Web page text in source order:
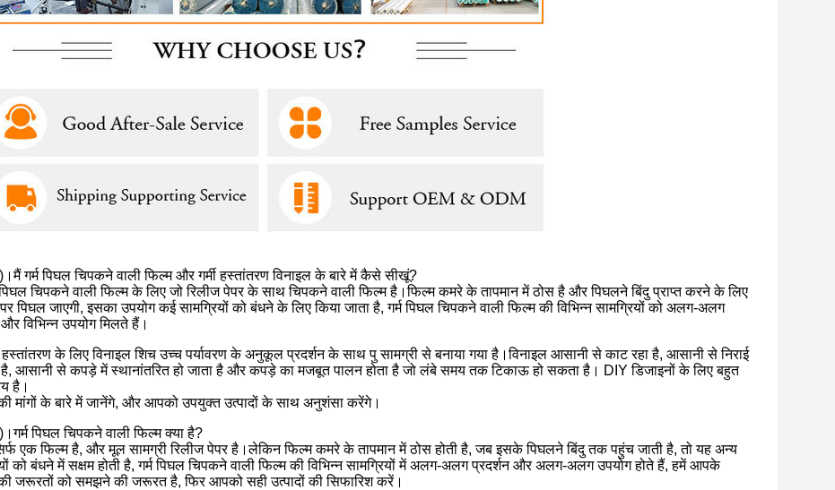
गर्म पिघल चिपकने वाली फिल्म और गर्मी हस्तांतरण विनाइल के बारे में कैसे सीखूं?
पिघल चिपकने वाली फिल्म के लिए जो रिलीज पेपर के साथ चिपकने वाली फिल्म है।फिल्म कमरे के तापमान में ठोस है और पिघलने बिंदु प्राप्त करने के लिए
पर पिघल जाएगी, इसका उपयोग कई सामग्रियों को बंधने के लिए किया जाता है, गर्म पिघल चिपकने वाली फिल्म की विभिन्न सामग्रियों को अलग-अलग
और विभिन्न उपयोग मिलते हैं।
हस्तांतरण के लिए विनाइल शिच उच्च पर्यावरण के अनुकूल प्रदर्शन के साथ पु सामग्री से बनाया गया है।विनाइल आसानी से काट रहा है, आसानी से निराई
है, आसानी से कपड़े में स्थानांतरित हो जाता है और कपड़े का मजबूत पालन होता है जो लंबे समय तक टिकाऊ हो सकता है। DIY डिजाइनों के लिए बहुत
है।
मांगों के बारे में जानेंगे, और आपको उपयुक्त उत्पादों के साथ अनुशंसा करेंगे।
पिघल चिपकने वाली फिल्म क्या है?
एक फिल्म है, और मूल सामग्री रिलीज पेपर है।लेकिन फिल्म कमरे के तापमान में ठोस होती है, जब इसके पिघलने बिंदु तक पहुंच जाती है, तो यह अन्य
को बंधने में सक्षम होती है, गर्म पिघल चिपकने वाली फिल्म की विभिन्न सामग्रियों में अलग-अलग प्रदर्शन और अलग-अलग उपयोग होते हैं, हमें आपके
की जरूरतों को समझने की जरूरत है, फिर आपको सही उत्पादों की सिफारिश करें।